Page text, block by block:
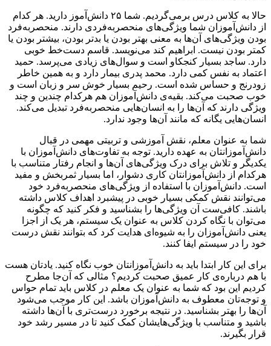
حالا به کلاس درس برمی‌گردیم. شما ۲۵ دانش‌آموز دارید. هر کدام
از دانش‌آموزان شما ویژگی‌های منحصربه‌فردی دارند. منحصربه‌فرد
بودن ویژگی‌های آن‌ها به معنی بهتر بودن یا بدتر بودن، بیشتر بودن یا
کمتر بودن نیست. ابراهیم کند می‌نویسد. قاسم دست‌خط خوبی
دارد. ساجد بسیار کنجکاو است و سوال‌های زیادی می‌پرسد. حمید
اعتماد به نفس کمی دارد. محمد پدری بیمار دارد و به همین خاطر
زودرنج و حساس شده است. رحیم بسیار خوش سر و زبان است و
خوب صحبت می‌کند. بقیه‌ی دانش‌آموزان هم هرکدام چندین و چند
ویژگی دارند که آن‌ها را به انسان‌هایی منحصربه‌فرد تبدیل می‌کند.
انسان‌هایی یگانه که مانند آن‌ها وجود ندارد.
شما به عنوان معلم، نقش آموزشی و تربیتی مهمی در قبال
دانش‌آموزانتان به عهده دارید. توجه به تفاوت‌های دانش‌آموزان با
یکدیگر و تلاش برای درک ویژگی‌های آن‌ها و انجام رفتار متناسب با
هرکدام از دانش‌آموزانتان کاری دشوار، اما بسیار ثمربخش و مفید
است. دانش‌آموزان با استفاده از ویژگی‌های منحصر‌به‌فرد خود
می‌توانند نقش کمکی بسیار خوبی در پیشبرد اهداف کلاس داشته
باشند. کافی‌ست آن ویژگی‌ها را بشناسید و فکر کنید که چگونه
می‌توان با نگاه کردن کلاس به عنوان یک سیستم، هر یک از اجزا
یعنی دانش‌آموزان را به شیوه‌ای هدایت کرد که بتوانند نقش درست
خود را در سیستم ایفا کنند.
برای این کار ابتدا باید به دانش‌آموزانتان خوب نگاه کنید. یادتان هست
با هم درباره‌ی کار عمیق صحبت کردیم؟ مثالی که آن‌جا مطرح
کردیم این بود که شما به عنوان یک معلم در کلاس باید تمام حواس
و توجه‌تان معطوف به دانش‌آموزان باشد. این کار موجب می‌شود
آن‌ها را بهتر بشناسید. در نتیجه برخورد درست‌تری با آن‌ها داشته
باشید و متناسب با ویژگی‌هایشان کمک کنید تا در مسیر رشد خود
قرار بگیرند.